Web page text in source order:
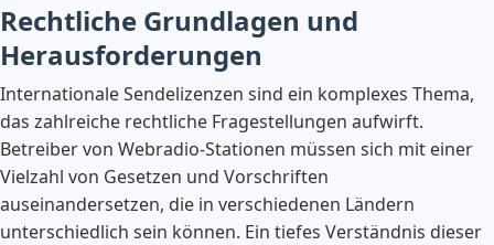
Rechtliche Grundlagen und
Herausforderungen
Internationale Sendelizenzen sind ein komplexes Thema,
das zahlreiche rechtliche Fragestellungen aufwirft.
Betreiber von Webradio-Stationen müssen sich mit einer
Vielzahl von Gesetzen und Vorschriften
auseinandersetzen, die in verschiedenen Ländern
unterschiedlich sein können. Ein tiefes Verständnis dieser